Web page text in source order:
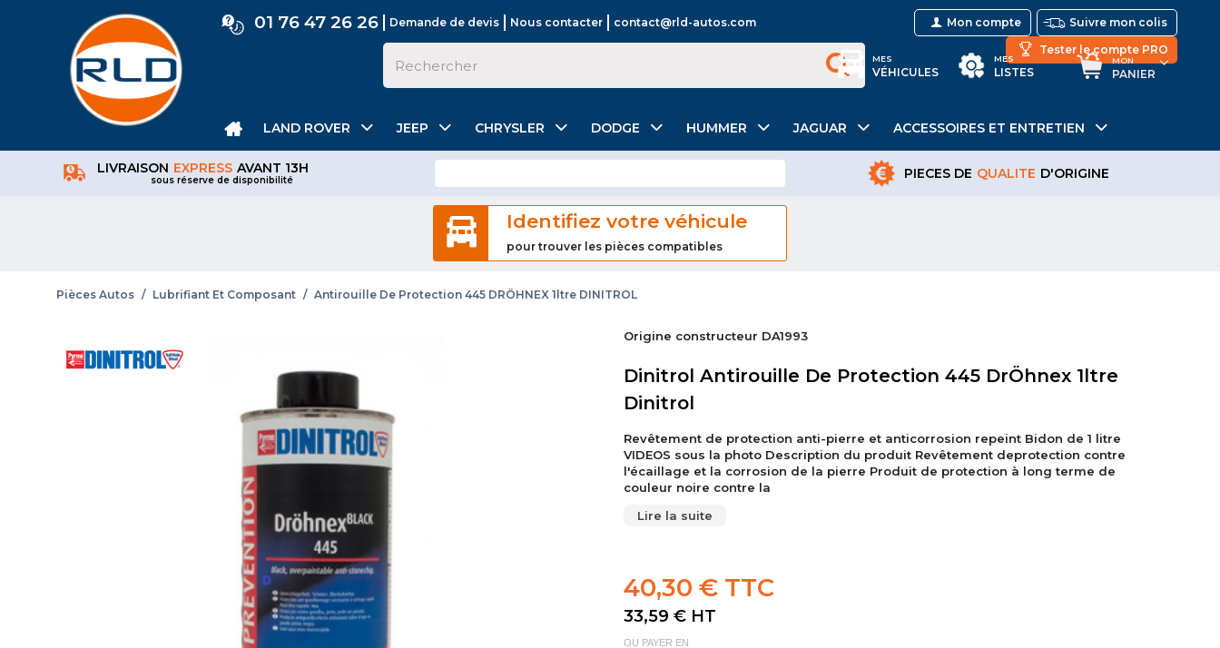
01 76 47 26 26 Demande de devis Nous contacter contact@rld-autos.com Suivre mon colis
Mon compte
Tester le compte PRO
MON
PANIER
MES
LISTES
MES
VÉHICULES
LAND ROVER JEEP CHRYSLER DODGE HUMMER JAGUAR ACCESSOIRES ET ENTRETIEN
LIVRAISON EXPRESS AVANT 13H
sous réserve de disponibilité PIECES DE QUALITE D'ORIGINE
Identifiez votre véhicule
pour trouver les pièces compatibles
Pièces Autos / Lubrifiant Et Composant / Antirouille De Protection 445 DRÖHNEX 1ltre DINITROL
Origine constructeur DA1993
Dinitrol Antirouille De Protection 445 DrÖhnex 1ltre
Dinitrol
Revêtement de protection anti-pierre et anticorrosion repeint Bidon de 1 litre
VIDEOS sous la photo Description du produit Revêtement deprotection contre
l'écaillage et la corrosion de la pierre Produit de protection à long terme de
couleur noire contre la
Lire la suite
40,30 € TTC
33,59 € HT
OU PAYER EN